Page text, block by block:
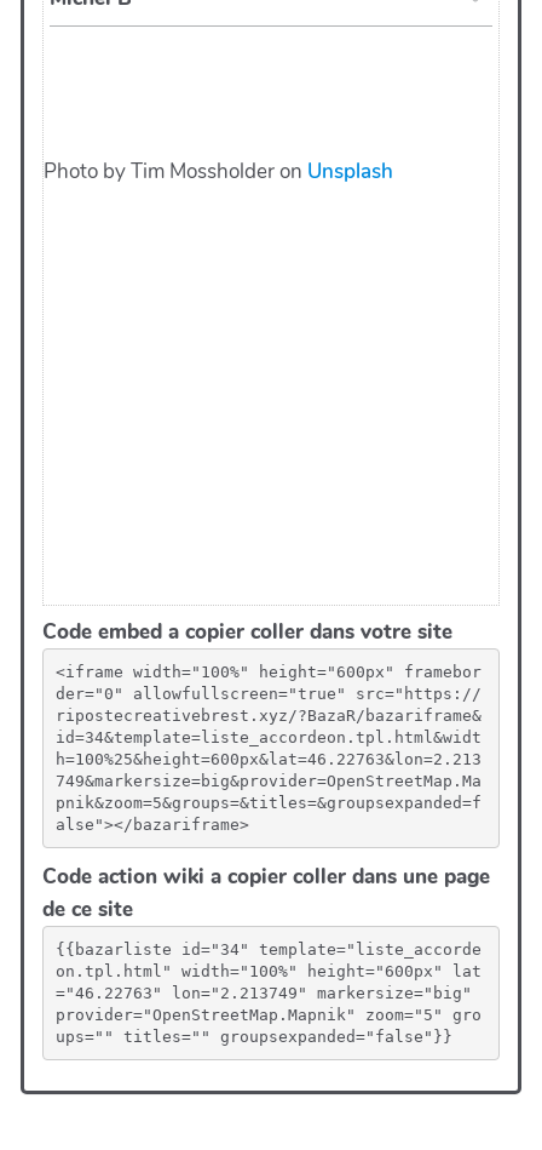
Code embed a copier coller dans votre site
<iframe width="100%" height="600px" framebor
der="0" allowfullscreen="true" src="https://
ripostecreativebrest.xyz/?BazaR/bazariframe&
id=34&template=liste_accordeon.tpl.html&widt
h=100%25&height=600px&lat=46.22763&lon=2.213
749&markersize=big&provider=OpenStreetMap.Ma
pnik&zoom=5&groups=&titles=&groupsexpanded=f
alse"></bazariframe>
Code action wiki a copier coller dans une page
de ce site
{{bazarliste id="34" template="liste_accorde
on.tpl.html" width="100%" height="600px" lat
="46.22763" lon="2.213749" markersize="big"
provider="OpenStreetMap.Mapnik" zoom="5" gro
ups="" titles="" groupsexpanded="false"}}